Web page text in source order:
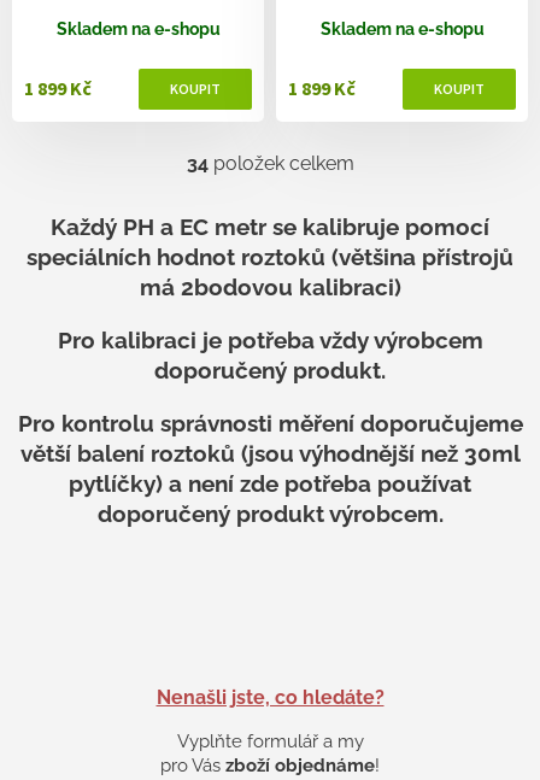
Skladem na e-shopu
1 899 Kč
Skladem na e-shopu
1 899 Kč
O
á
d
a
í
p
r
k
y
v
ý
p
34položek celkem
Každý PH a EC metr se kalibruje pomocí
speciálních hodnot roztoků (většina přístrojů
má 2bodovou kalibraci)
Pro kalibraci je potřeba vždy výrobcem
doporučený produkt.
Pro kontrolu správnosti měření doporučujeme
větší balení roztoků (jsou výhodnější než 30ml
pytlíčky) a není zde potřeba používat
doporučený produkt výrobcem.
Nenašli jste, co hledáte?
Vyplňte formulář a my
pro Vás zboží objednáme!